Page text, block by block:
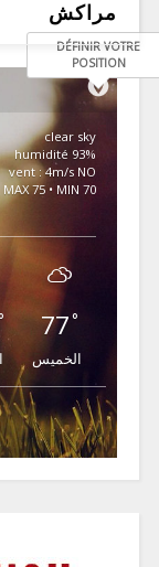
مراكش
DÉFINIR VOTRE
POSITION
clear sky
93% humidité
vent : 4m/s NO
MAX 75 • MIN 70
77°
الخميس